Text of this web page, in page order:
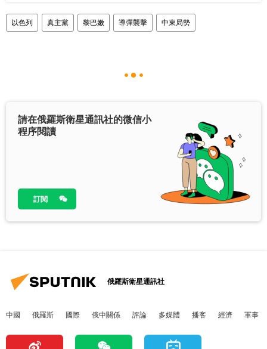
以色列 真主黨 黎巴嫩 導彈襲擊 中東局勢
請在俄羅斯衛星通訊社的微信小
程序閱讀
訂閱
俄羅斯衛星通訊社
中國 俄羅斯 國際 俄中關係 評論 多媒體 播客 經濟 軍事